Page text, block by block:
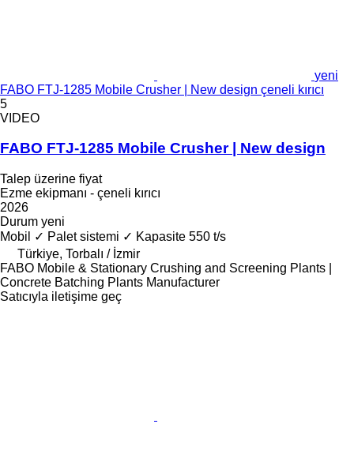
yeni
FABO FTJ-1285 Mobile Crusher | New design çeneli kırıcı
5
VIDEO
FABO FTJ-1285 Mobile Crusher | New design
Talep üzerine fiyat
Ezme ekipmanı - çeneli kırıcı
2026
Durum yeni
Mobil
✓ Palet sistemi ✓ Kapasite 550 t/s
Türkiye, Torbalı / İzmir
FABO Mobile & Stationary Crushing and Screening Plants |
Concrete Batching Plants Manufacturer
Satıcıyla iletişime geç